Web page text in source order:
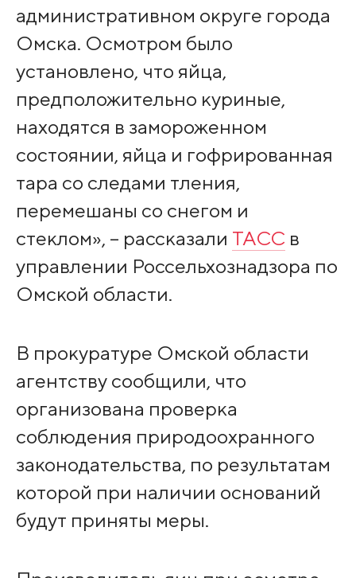
административном округе города
Омска. Осмотром было
установлено, что яйца,
предположительно куриные,
находятся в замороженном
состоянии, яйца и гофрированная
тара со следами тления,
перемешаны со снегом и
стеклом», – рассказали ТАСС в
управлении Россельхознадзора по
Омской области.
В прокуратуре Омской области
агентству сообщили, что
организована проверка
соблюдения природоохранного
законодательства, по результатам
которой при наличии оснований
будут приняты меры.